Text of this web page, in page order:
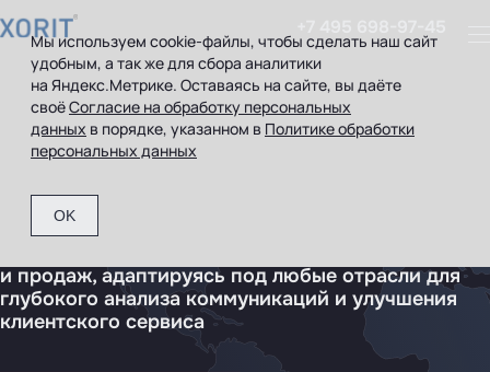
AI‑платформа для роста
конверсии продаж
Интеллектуальная система автоматизации
анализа клиентских взаимодействий которая
и продаж, адаптируясь под любые отрасли для
глубокого анализа коммуникаций и улучшения
клиентского сервиса
Мы используем cookie-файлы, чтобы сделать наш сайт
удобным, а так же для сбора аналитики
на Яндекс.Метрике. Оставаясь на сайте, вы даёте
своёСогласие на обработку персональных
данных в порядке, указанном в Политике обработки
персональных данных
OK